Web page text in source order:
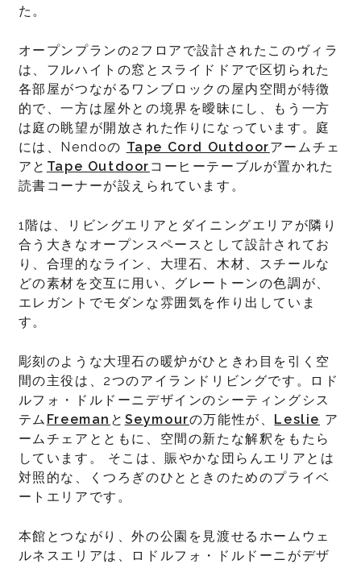
た。
オープンプランの2フロアで設計されたこのヴィラ
は、フルハイトの窓とスライドドアで区切られた
各部屋がつながるワンブロックの屋内空間が特徴
的で、一方は屋外との境界を曖昧にし、もう一方
は庭の眺望が開放された作りになっています。庭
には、Nendoの Tape Cord Outdoorアームチェ
アと Tape Outdoor コーヒーテーブルが置かれた
読書コーナーが設えられています。
1階は、リビングエリアとダイニングエリアが隣り
合う大きなオープンスペースとして設計されてお
り、合理的なライン、大理石、木材、スチールな
どの素材を交互に用い、グレートーンの色調が、
エレガントでモダンな雰囲気を作り出していま
す。
彫刻のような大理石の暖炉がひときわ目を引く空
間の主役は、2つのアイランドリビングです。ロド
ルフォ・ドルドーニデザインのシーティングシス
テム Freeman と Seymourの万能性が、 Leslie ア
ームチェアとともに、空間の新たな解釈をもたら
しています。 そこは、賑やかな団らんエリアとは
対照的な、くつろぎのひとときのためのプライベ
ートエリアです。
本館とつながり、外の公園を見渡せるホームウェ
ルネスエリアは、ロドルフォ・ドルドーニがデザ